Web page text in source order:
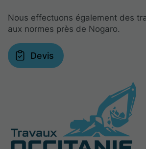
Nous effectuons également des
aux normes près de Nogaro.
Devis